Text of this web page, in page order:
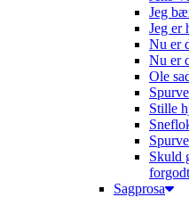
Jeg
Jeg er
Nu er
Nu er
Ole
Stille
Skuld
Sagprosa